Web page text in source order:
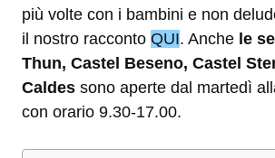
più volte con i bambini e non
il nostro racconto QUI. Anche le
Thun, Castel Beseno, Castel
Caldes sono aperte dal martedì
con orario 9.30-17.00.